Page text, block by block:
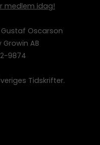
medlem idag!
Oscarson
AB
9874
Tidskrifter.